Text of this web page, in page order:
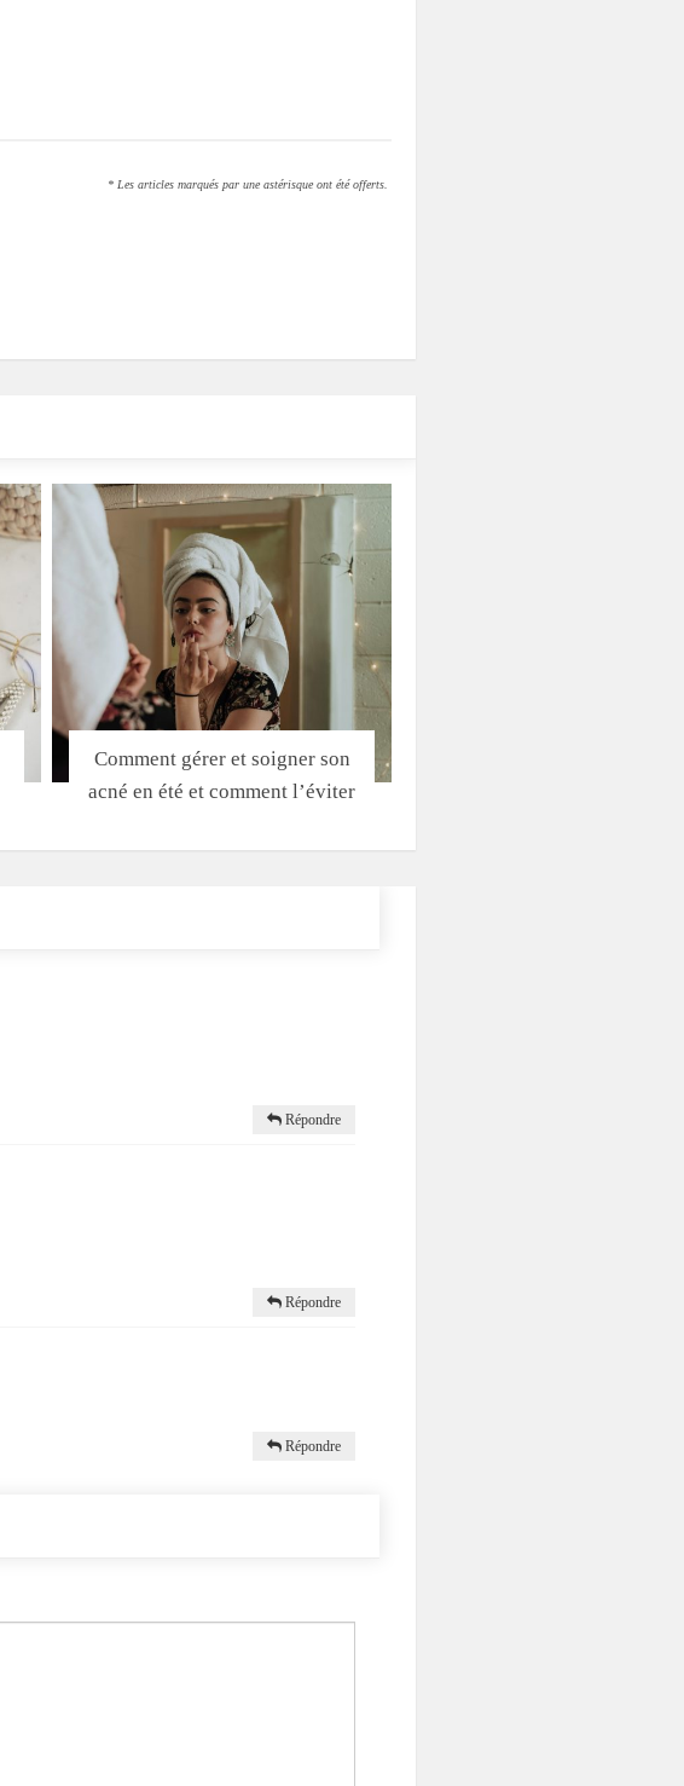
* Les articles marqués par une astérisque ont été offerts.
Comment gérer et soigner son
acné en été et comment l’éviter
Répondre
Répondre
Répondre